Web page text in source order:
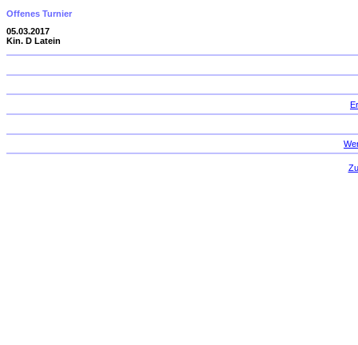
Offenes Turnier
05.03.2017
Kin. D Latein